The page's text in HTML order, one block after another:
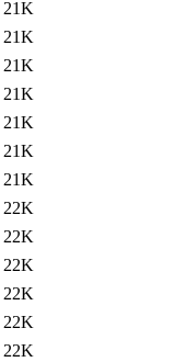
21K
21K
21K
21K
21K
21K
21K
22K
22K
22K
22K
22K
22K